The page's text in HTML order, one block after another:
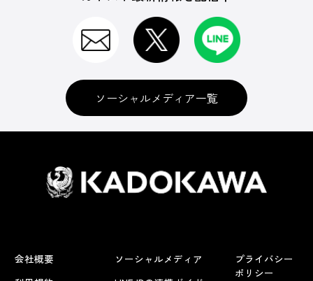
ソーシャルメディア一覧
会社概要
ソーシャルメディア
プライバシー
ポリシー